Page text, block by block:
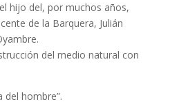
hijo del, por muchos años,
de la Barquera, Julián
del medio natural con
del hombre”.